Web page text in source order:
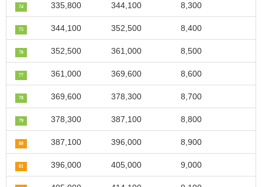
74 335,800 344,100 8,300
75 344,100 352,500 8,400
76 352,500 361,000 8,500
77 361,000 369,600 8,600
78 369,600 378,300 8,700
79 378,300 387,100 8,800
80 387,100 396,000 8,900
81 396,000 405,000 9,000